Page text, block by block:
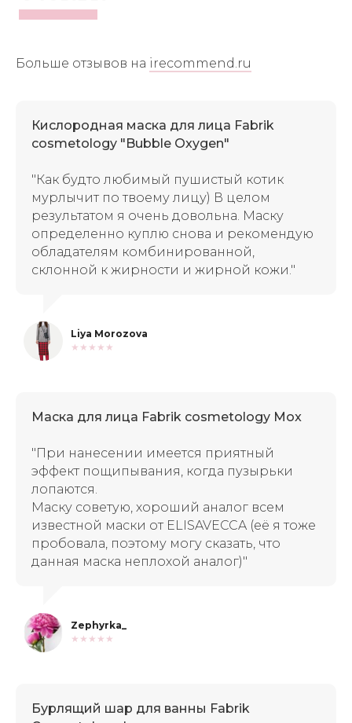
Больше отзывов на irecommend.ru
Кислородная маска для лица Fabrik
cosmetology "Bubble Oxygen"
"Как будто любимый пушистый котик
мурлычит по твоему лицу) В целом
результатом я очень довольна. Маску
определенно куплю снова и рекомендую
обладателям комбинированной,
склонной к жирности и жирной кожи."
Liya Morozova
★★★★★
Маска для лица Fabrik cosmetology Mox
"При нанесении имеется приятный
эффект пощипывания, когда пузырьки
лопаются.
Маску советую, хороший аналог всем
известной маски от ELISAVECCA (её я тоже
пробовала, поэтому могу сказать, что
данная маска неплохой аналог)"
Zephyrka_
★★★★★
Бурлящий шар для ванны Fabrik